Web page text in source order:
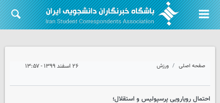
صفحه اصلی ورزش ۲۶ اسفند ۱۳۹۹ - ۱۳:۵۷
احتمال رویارویی پرسپولیس و استقلال؛